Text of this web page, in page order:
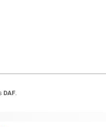
DAF.